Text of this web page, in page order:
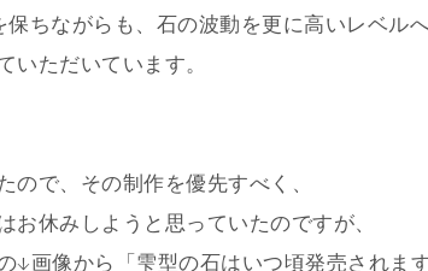
ちながらも、石の波動を更に高いレベル
いただいています。
ので、その制作を優先すべく、
お休みしようと思っていたのですが、
↓画像から「雫型の石はいつ頃発売されま